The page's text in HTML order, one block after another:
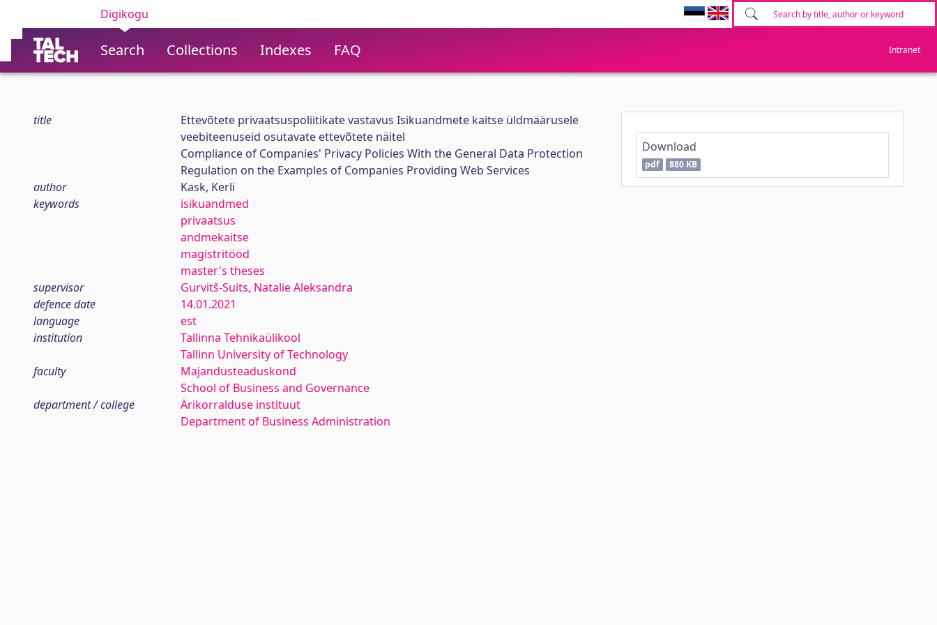
Digikogu
Search Collections Indexes FAQ Intranet
title
Ettevõtete privaatsuspoliitikate vastavus Isikuandmete kaitse üldmäärusele
veebiteenuseid osutavate ettevõtete näitel
Compliance of Companies' Privacy Policies With the General Data Protection
Regulation on the Examples of Companies Providing Web Services
author
Kask, Kerli
keywords
isikuandmed
privaatsus
andmekaitse
magistritööd
master's theses
supervisor
Gurvitš-Suits, Natalie Aleksandra
defence date
14.01.2021
language
est
institution
Tallinna Tehnikaülikool
Tallinn University of Technology
faculty
Majandusteaduskond
School of Business and Governance
department / college
Ärikorralduse instituut
Department of Business Administration
Download
pdf 880 KB